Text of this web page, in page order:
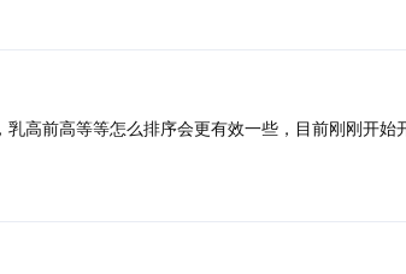
高前高等等怎么排序会更有效一些，目前刚刚开始